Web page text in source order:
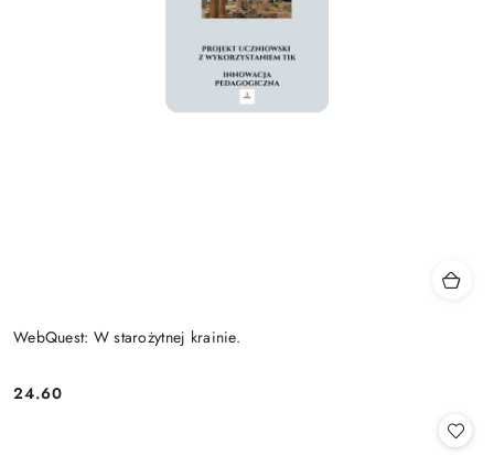
WebQuest: W starożytnej krainie.
Cena:
24.60